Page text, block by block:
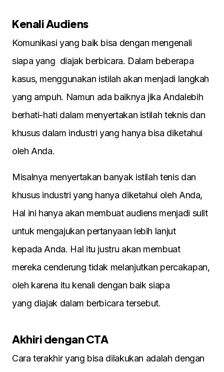
Kenali Audiens
Komunikasi yang baik bisa dengan mengenali
siapa yang diajak berbicara. Dalam beberapa
kasus, menggunakan istilah akan menjadi langkah
yang ampuh. Namun ada baiknya jika Andalebih
berhati-hati dalam menyertakan istilah teknis dan
khusus dalam industri yang hanya bisa diketahui
oleh Anda.
Misalnya menyertakan banyak istilah tenis dan
khusus industri yang hanya diketahui oleh Anda,
Hal ini hanya akan membuat audiens menjadi sulit
untuk mengajukan pertanyaan lebih lanjut
kepada Anda. Hal itu justru akan membuat
mereka cenderung tidak melanjutkan percakapan,
oleh karena itu kenali dengan baik siapa
yang diajak dalam berbicara tersebut.
Akhiri dengan CTA
Cara terakhir yang bisa dilakukan adalah dengan